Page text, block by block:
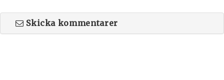
Skicka kommentarer